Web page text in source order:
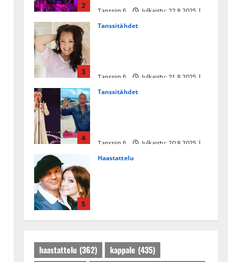
2
Tanssiin.fi
Julkaistu: 22.8.2025 |
3
Tanssitähdet
Tanssiin.fi
Julkaistu: 21.8.2025 |
4
Tanssitähdet
Tanssiin.fi
Julkaistu: 20.8.2025 |
5
Haastattelu
Tanssiin.fi
Julkaistu: 27.4.2025 |
haastattelu (362) kappale (435)